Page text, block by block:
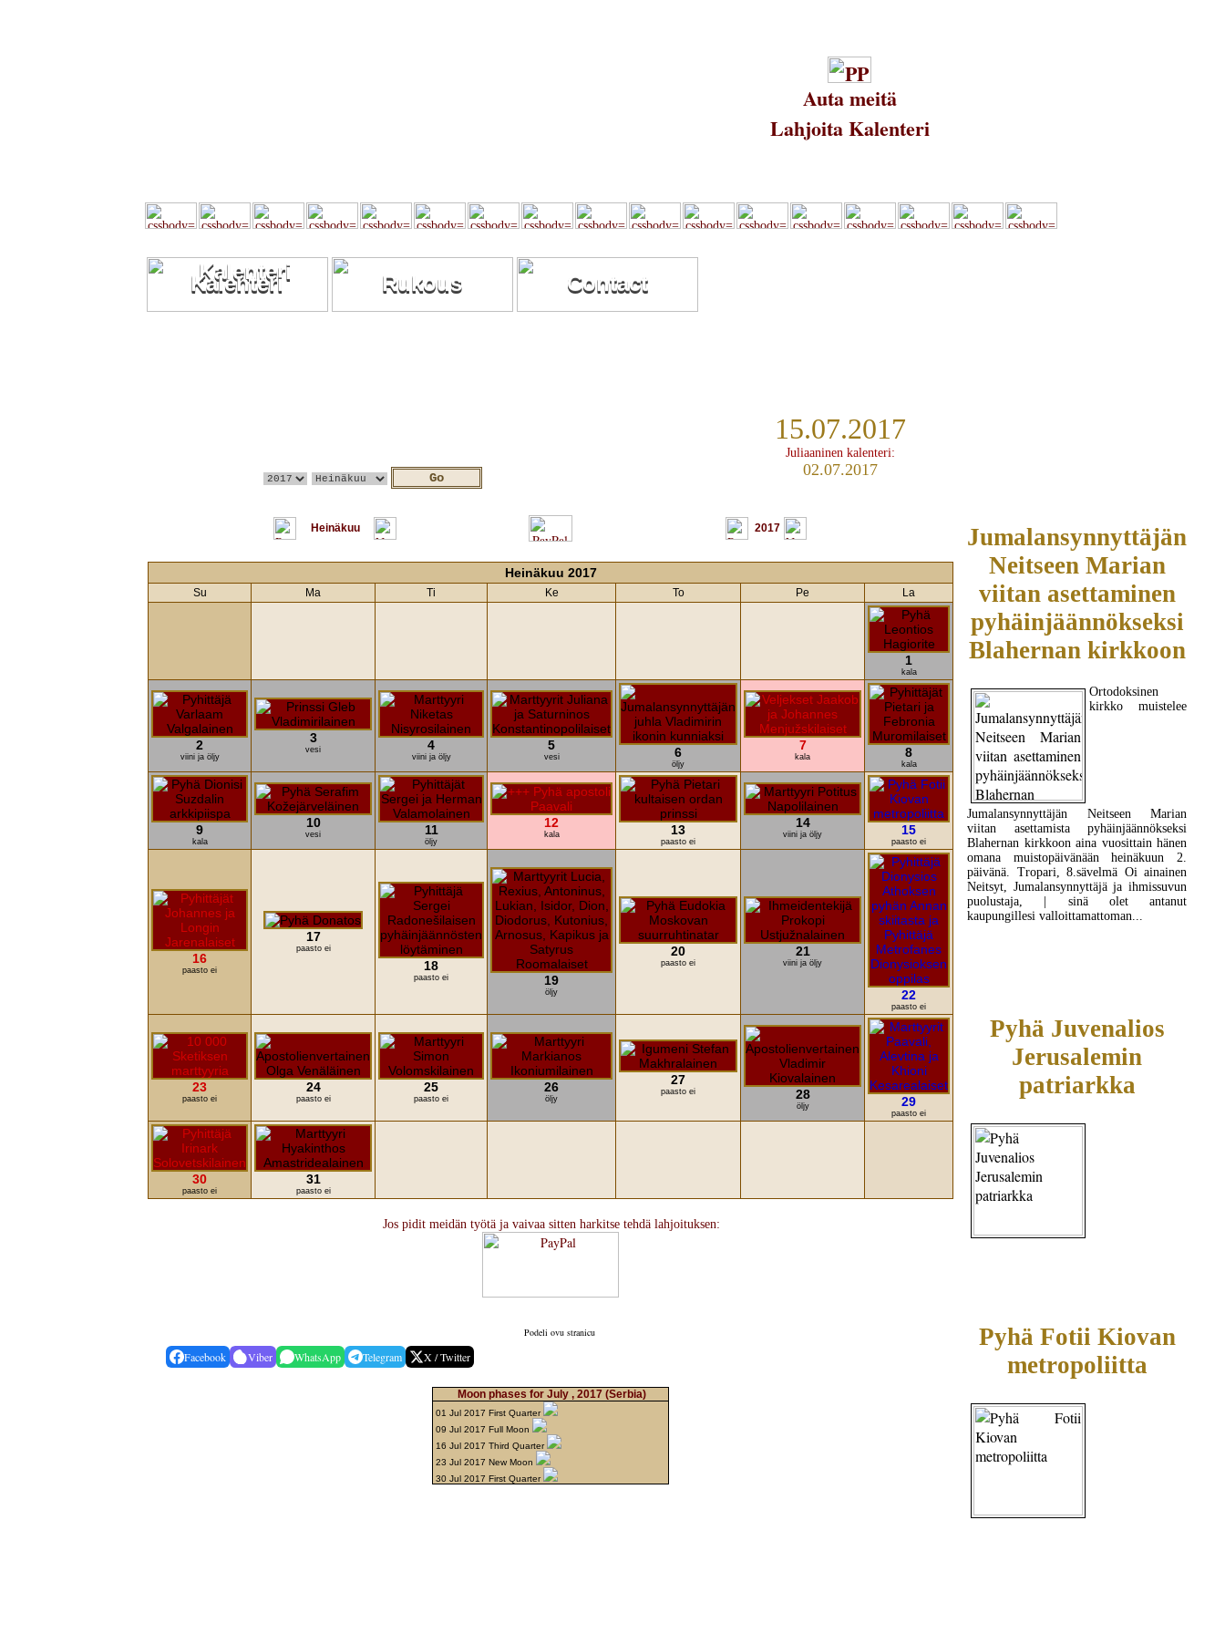
Auta meitä
Lahjoita Kalenteri
Kalenteri Rukous Contact
15.07.2017
Juliaaninen kalenteri:
02.07.2017
Heinäkuu 2017
Jumalansynnyttäjän
Neitseen Marian
viitan asettaminen
pyhäinjäännökseksi
Blahernan kirkkoon
Ortodoksinen
kirkko muistelee
Jumalansynnyttäjän Neitseen Marian
viitan asettamista pyhäinjäännökseksi
Blahernan kirkkoon aina vuosittain hänen
omana muistopäivänään heinäkuun 2.
päivänä. Tropari, 8.sävelmä Oi ainainen
Neitsyt, Jumalansynnyttäjä ja ihmissuvun
puolustaja, | sinä olet antanut
kaupungillesi valloittamattoman...
Pyhä Juvenalios
Jerusalemin
patriarkka
Pyhä Fotii Kiovan
metropoliitta
Heinäkuu 2017
Su Ma Ti Ke To Pe La
1
kala
2
viini ja öljy
3
vesi 4
viini ja öljy
5
vesi 6
öljy
7
kala 8
kala
9
kala
10
vesi 11
öljy
12
kala 13
paasto ei
14
viini ja öljy 15
paasto ei
16
paasto ei
17
paasto ei
18
paasto ei 19
öljy
20
paasto ei
21
viini ja öljy
22
paasto ei
23
paasto ei
24
paasto ei
25
paasto ei
26
öljy
27
paasto ei 28
öljy 29
paasto ei
30
paasto ei
31
paasto ei
Jos pidit meidän työtä ja vaivaa sitten harkitse tehdä lahjoituksen:
Podeli ovu stranicu
Facebook Viber WhatsApp Telegram X / Twitter
Moon phases for July , 2017 (Serbia)
01 Jul 2017 First Quarter
09 Jul 2017 Full Moon
16 Jul 2017 Third Quarter
23 Jul 2017 New Moon
30 Jul 2017 First Quarter